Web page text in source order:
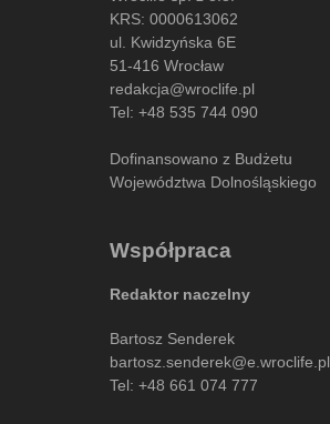
KRS: 0000613062
ul. Kwidzyńska 6E
51-416 Wrocław
redakcja@wroclife.pl
Tel: +48 535 744 090
Dofinansowano z Budżetu
Województwa Dolnośląskiego
Współpraca
Redaktor naczelny
Bartosz Senderek
bartosz.senderek@e.wroclife.pl
Tel: +48 661 074 777